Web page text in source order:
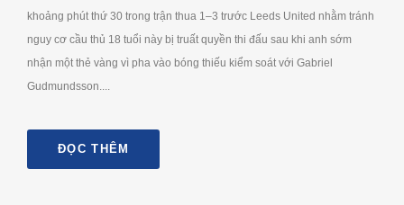
khoảng phút thứ 30 trong trận thua 1–3 trước Leeds United nhằm tránh
nguy cơ cầu thủ 18 tuổi này bị truất quyền thi đấu sau khi anh sớm
nhận một thẻ vàng vì pha vào bóng thiếu kiểm soát với Gabriel
Gudmundsson....
ĐỌC THÊM